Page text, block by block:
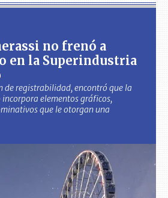
no frenó a
en la Superindustria
de registrabilidad, encontró que la
elementos gráficos,
que le otorgan una